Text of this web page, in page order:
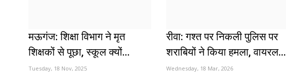
मऊगंज: शिक्षा विभाग ने मृत
शिक्षकों से पूछा, स्कूल क्यों...
Tuesday, 18 Nov, 2025
रीवा: गश्त पर निकली पुलिस पर
शराबियों ने किया हमला, वायरल...
Wednesday, 18 Mar, 2026